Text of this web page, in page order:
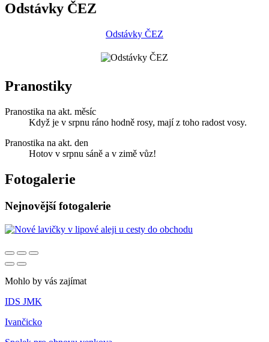
Odstávky ČEZ
Odstávky ČEZ
Pranostiky
Pranostika na akt. měsíc
Když je v srpnu ráno hodně rosy, mají z toho radost vosy.
Pranostika na akt. den
Hotov v srpnu sáně a v zimě vůz!
Fotogalerie
Nejnovější fotogalerie
Mohlo by vás zajímat
IDS JMK
Ivančicko